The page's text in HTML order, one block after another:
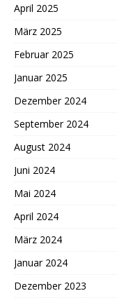
April 2025
März 2025
Februar 2025
Januar 2025
Dezember 2024
September 2024
August 2024
Juni 2024
Mai 2024
April 2024
März 2024
Januar 2024
Dezember 2023